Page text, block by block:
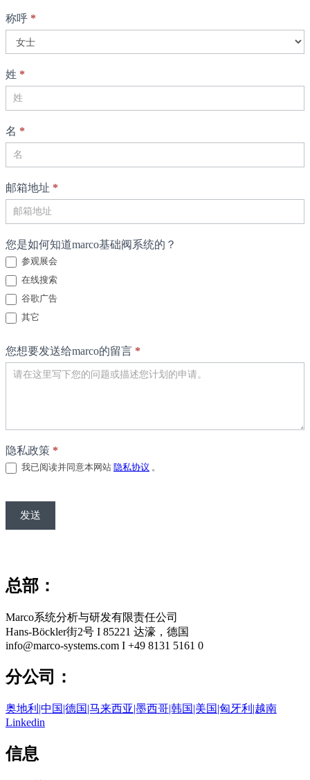
接
触
称呼 *
姓 *
名 *
邮箱地址 *
您是如何知道­mar­co基础阀系统的？
参观展会
在线搜索
谷歌广告
其它
您想要发送给­mar­co的留言 *
隐私政策 *
我已阅读并同意本网站 隐私协议 。
发送
总部：
Marco系统分析与研发有限责任公司
Hans-Böckler街2号 I 85221 达濠，德国
info@marco-systems.com I +49 8131 5161 0
分公司：
奥地利|中国|德国|马来西亚|墨西哥|韩国|美国|匈牙利|越南
Linkedin
信息